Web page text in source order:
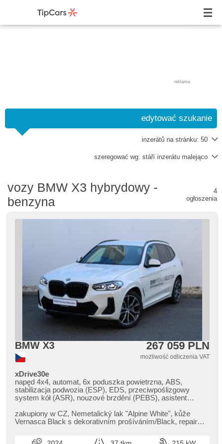
reklama
edytować szukanie
inzerátů na stránku: 50
szeregować wg: stáří inzerátu malejąco
vozy BMW X3 hybrydowy -
benzyna
4
ogłoszenia
BMW X3 267 059 PLN
możliwość odliczenia VAT
xDrive30e
napęd 4x4, automat, 6x poduszka powietrzna, ABS,
stabilizacja podwozia (ESP), EDS, przeciwpoślizgowy
system kół (ASR), nouzové brzdění (PEBS), asistent
ukazatel rychlostního limitu (SLIF), asystent pasa ruchu,
asystent martwego pola, asistent jízdy v koloně, asistent
sledování únavy řidiče, regulacja natężenia podwozia, hak
zakupiony w CZ,​ Nemetalický lak "Alpine White",​ kůže
Vernasca Black s dekorativním prošíváním/Black,​ repair